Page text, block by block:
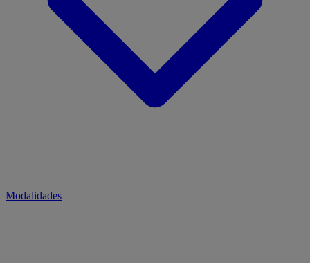
Modalidades